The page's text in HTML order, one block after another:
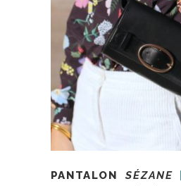
PANTALON SÉZANE